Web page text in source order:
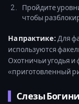
Пройдите
чтобы
На практике: Для
используются
Охотничьи угодья и
«приготовленный
Слезы Богини